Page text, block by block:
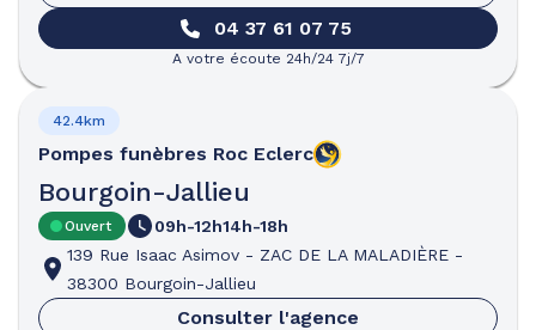
04 37 61 07 75
A votre écoute 24h/24 7j/7
Pompes funèbres Roc Eclerc
Bourgoin-Jallieu
42.4km
Ouvert 09h-12h14h-18h
139 Rue Isaac Asimov - ZAC DE LA MALADIÈRE -
38300 Bourgoin-Jallieu
Consulter l'agence